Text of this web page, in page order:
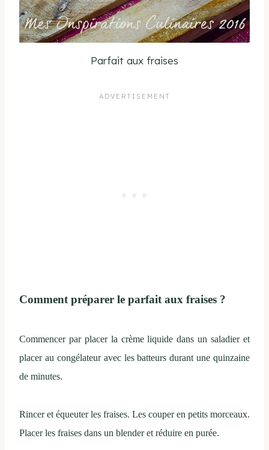
Parfait aux fraises
Comment préparer le parfait aux fraises ?
Commencer par placer la crème liquide dans un saladier et
placer au congélateur avec les batteurs durant une quinzaine
de minutes.
Rincer et équeuter les fraises. Les couper en petits morceaux.
Placer les fraises dans un blender et réduire en purée.